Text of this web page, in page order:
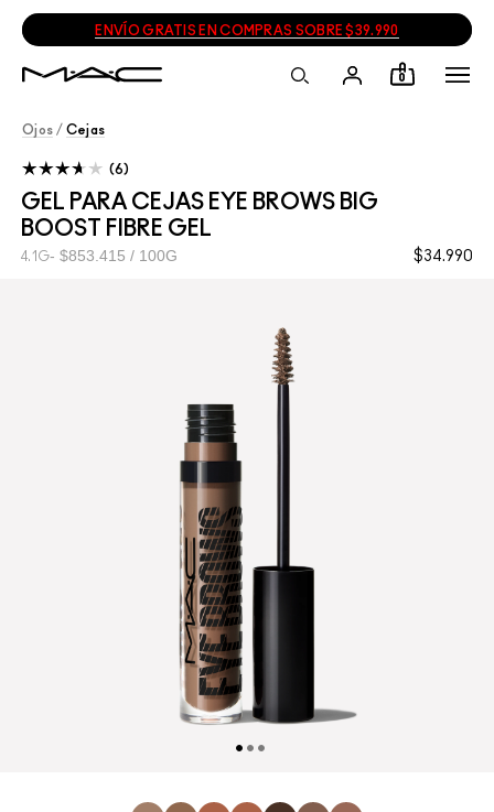
ENVÍO GRATIS EN COMPRAS SOBRE $39.990
0
Ojos / Cejas
GEL PARA CEJAS EYE BROWS BIG
BOOST FIBRE GEL
$34.990
4.1G $853.415 / 100G
6